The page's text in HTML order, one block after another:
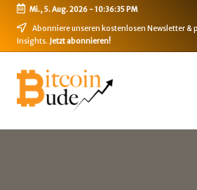
Skip
Mi., 5. Aug. 2026-10:36:35 PM
Abonniere unseren kostenlosen Newsletter &
Insights. Jetzt abonnieren!
B
i
t
Bitcoin,
Ethereum,
DeFi